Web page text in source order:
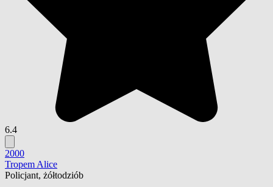
6.4
2000
Tropem Alice
Policjant, żółtodziób